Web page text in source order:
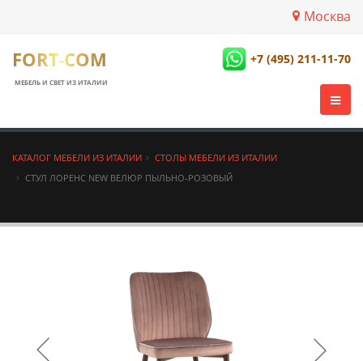
Москва
FORT-COM
МЕБЕЛЬ И СВЕТ ИЗ ИТАЛИИ
+7 (495) 211-11-70
КАТАЛОГ МЕБЕЛИ ИЗ ИТАЛИИ
СТОЛЫ МЕБЕЛИ ИЗ ИТАЛИИ
СТУЛ ЛОРЕНС NEW ВЕЛЮР ПЫЛЬНО-РОЗОВЫЙ